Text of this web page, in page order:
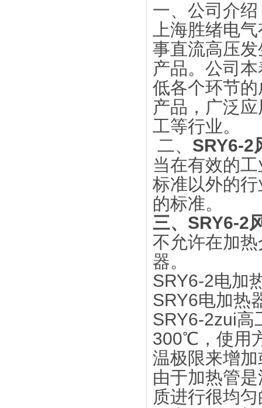
一、公司介绍
上海胜绪电
事直流高压
产品。公司
低各个环节
产品，广泛
工等行业。
二、 SRY6-2
当在有效的
标准以外的
的标准。
三、 SRY6-2
不允许在加
器。
SRY6-2电加
SRY6电加热
SRY6-2zui
300℃，使用
温极限来增
由于加热管
质进行很均